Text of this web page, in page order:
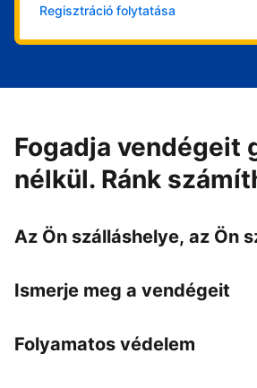
Regisztráció folytatása
Fogadja vendégeit
nélkül. Ránk
Az Ön szálláshelye, az Ön
Ismerje meg a vendégeit
Folyamatos védelem